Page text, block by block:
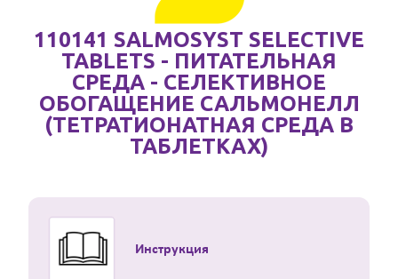
110141 SALMOSYST SELECTIVE
TABLETS - ПИТАТЕЛЬНАЯ
СРЕДА - СЕЛЕКТИВНОЕ
ОБОГАЩЕНИЕ САЛЬМОНЕЛЛ
(ТЕТРАТИОНАТНАЯ СРЕДА В
ТАБЛЕТКАХ)
Инструкция